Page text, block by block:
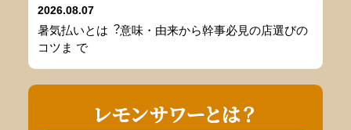
2026.08.07
暑気払いとは︖意味・由来から幹事必⾒の店選びの
コツま で